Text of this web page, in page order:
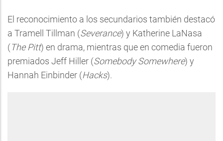
El reconocimiento a los secundarios también destacó
a Tramell Tillman (Severance) y Katherine LaNasa
(The Pitt) en drama, mientras que en comedia fueron
premiados Jeff Hiller (Somebody Somewhere) y
Hannah Einbinder (Hacks).